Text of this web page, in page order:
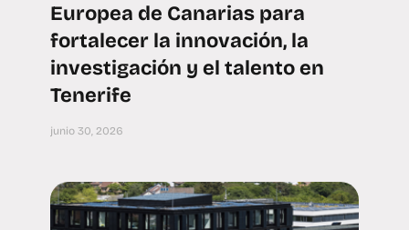
Europea de Canarias para
fortalecer la innovación, la
investigación y el talento en
Tenerife
junio 30, 2026